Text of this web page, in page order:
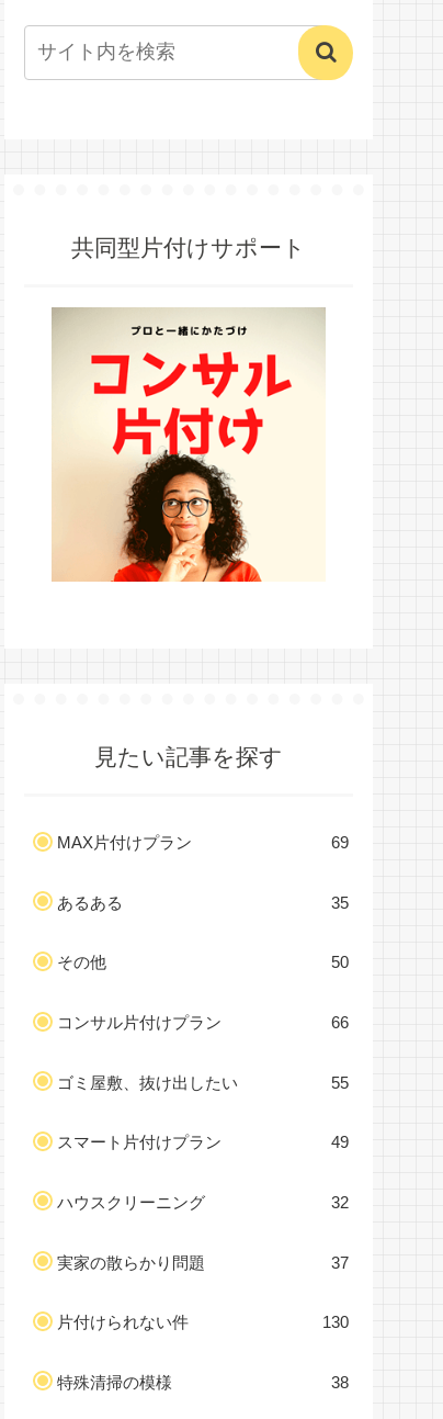
共同型片付けサポート
見たい記事を探す
MAX片付けプラン 69
あるある 35
その他 50
コンサル片付けプラン 66
ゴミ屋敷、抜け出したい 55
スマート片付けプラン 49
ハウスクリーニング 32
実家の散らかり問題 37
片付けられない件 130
特殊清掃の模様 38